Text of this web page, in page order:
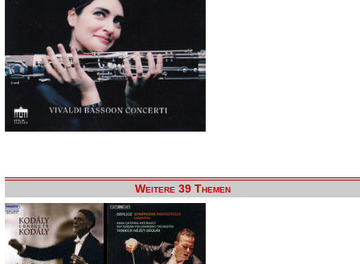
Weitere 39 Themen